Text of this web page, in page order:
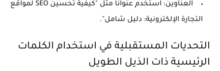
العناوين
: استخدم عنوانًا مثل "كيفية تحسين SEO لمواقع
التجارة الإلكترونية: دليل شامل".
التحديات المستقبلية في استخدام الكلمات
الرئيسية ذات الذيل الطويل